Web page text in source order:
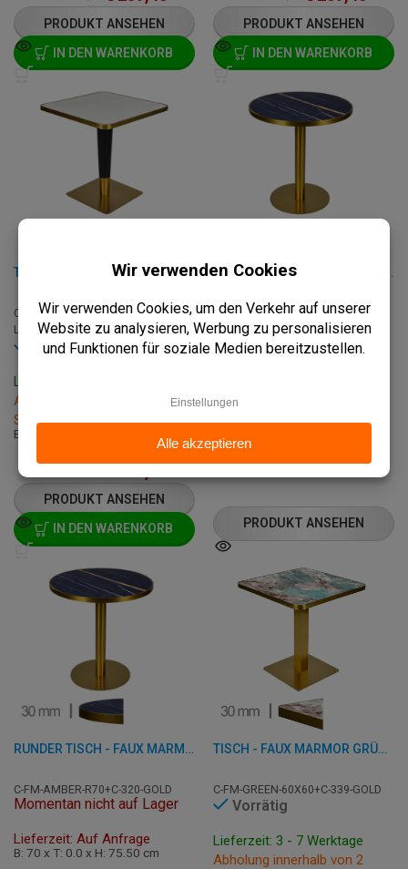
PRODUKT ANSEHEN
IN DEN WARENKORB
PRODUKT ANSEHEN
IN DEN WARENKORB
TISCH - FAUX MARMOR WEISS - 70X70 CM
C-FM-WHITE-70X70+C-339-GOLD/B
LACK
Vorrätig
Lieferzeit: 3 - 7 Werktage
Abholung innerhalb von 2
Stunden
B: 70 x T: 70 x H: 75 cm
PRODUKT ANSEHEN
IN DEN WARENKORB
RUNDER TISCH - FAUX MARMOR AMBER - 60 CM
C-FM-AMBER-R60+C-320-GOLD
Momentan nicht auf Lager
PRODUKT ANSEHEN
RUNDER TISCH - FAUX MARMOR AMBER - 70 CM
C-FM-AMBER-R70+C-320-GOLD
Momentan nicht auf Lager
Lieferzeit: Auf Anfrage
B: 70 x T: 0.0 x H: 75.50 cm
TISCH - FAUX MARMOR GRÜN - 60X60 CM
C-FM-GREEN-60X60+C-339-GOLD
Vorrätig
Lieferzeit: 3 - 7 Werktage
Abholung innerhalb von 2